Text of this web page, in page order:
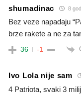
shumadinac 8
Bez veze napadaju
brze rakete a ne za
36 -1
Ivo Lola nije sam
4 Patriota, svaki 3